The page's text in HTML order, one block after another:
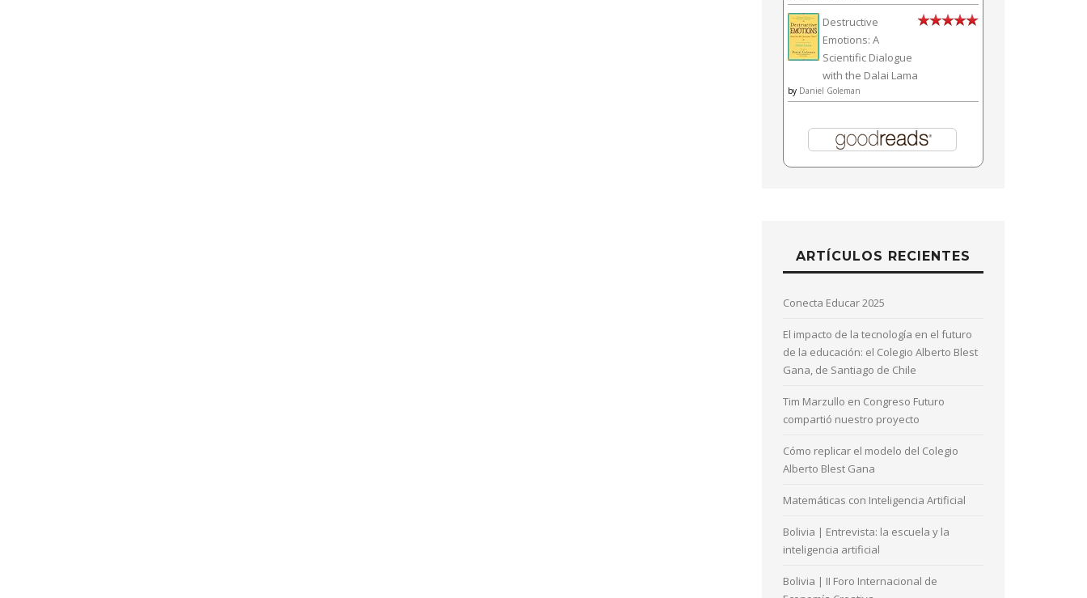
Destructive
Emotions: A
Scientific Dialogue
with the Dalai Lama
by Daniel Goleman
ARTÍCULOS RECIENTES
Conecta Educar 2025
El impacto de la tecnología en el futuro
de la educación: el Colegio Alberto Blest
Gana, de Santiago de Chile
Tim Marzullo en Congreso Futuro
compartió nuestro proyecto
Cómo replicar el modelo del Colegio
Alberto Blest Gana
Matemáticas con Inteligencia Artificial
Bolivia | Entrevista: la escuela y la
inteligencia artificial
Bolivia | II Foro Internacional de